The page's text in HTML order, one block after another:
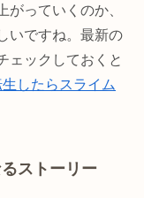
がっていくのか、
いですね。最新の
ェックしておくと
したらスライム
ストーリー